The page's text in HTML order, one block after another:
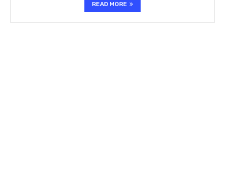
READ MORE